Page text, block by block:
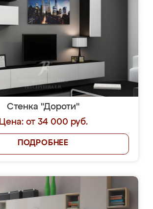
Стенка "Дороти"
Цена: от 34 000 руб.
ПОДРОБНЕЕ